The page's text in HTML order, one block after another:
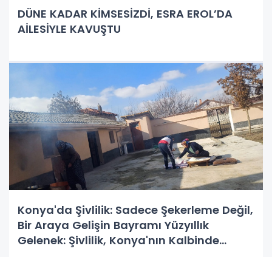
DÜNE KADAR KİMSESİZDİ, ESRA EROL’DA
AİLESİYLE KAVUŞTU
Konya'da Şivlilik: Sadece Şekerleme Değil,
Bir Araya Gelişin Bayramı Yüzyıllık
Gelenek: Şivlilik, Konya'nın Kalbinde